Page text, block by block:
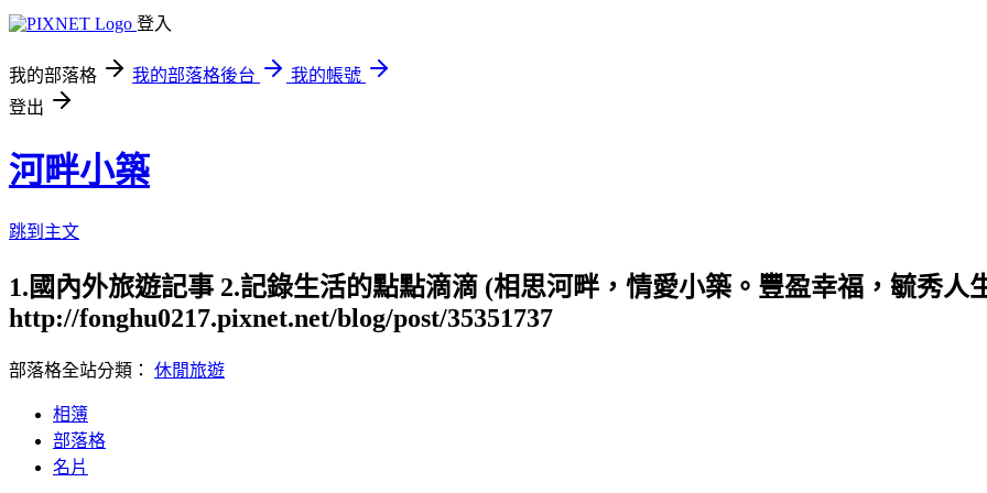
登入
我的部落格 我的部落格後台
我的帳號
登出
河畔小築
跳到主文
1.國內外旅遊記事 2.記錄生活的點點滴滴 (相思河畔，情愛小築。豐盈幸福，毓秀人
http://fonghu0217.pixnet.net/blog/post/35351737
部落格全站分類： 休閒旅遊
相簿
部落格
名片